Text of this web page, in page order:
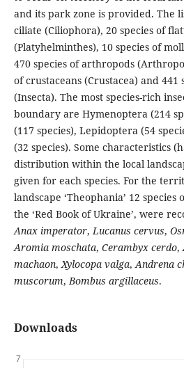
and its park zone is provided. The
ciliate (Ciliophora), 20 species of
(Platyhelminthes), 10 species of
470 species of arthropods
of crustaceans (Crustacea) and 441
(Insecta). The most species-rich
boundary are Hymenoptera (214
(117 species), Lepidoptera (54
(32 species). Some characteristics
distribution within the local
given for each species. For the
landscape ‘Theophania’ 12
the ‘Red Book of Ukraine’, were
Anax imperator, Lucanus cervus,
Aromia moschata, Cerambyx cerdo,
machaon, Xylocopa valga, Andrena
muscorum, Bombus argillaceus.
Downloads